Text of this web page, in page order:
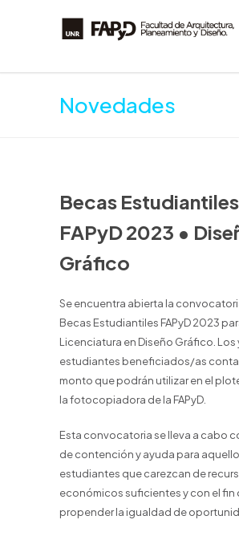
Novedades
Becas Estudiantiles
FAPyD 2023 •
Gráfico
Se encuentra abierta la
Becas Estudiantiles FAPyD 2023
Licenciatura en Diseño Gráfico. Los
estudiantes beneficiados/as
monto que podrán utilizar en el
la fotocopiadora de la FAPyD.
Esta convocatoria se lleva a cabo
de contención y ayuda para
estudiantes que carezcan de
económicos suficientes y con el fin
propender la igualdad de